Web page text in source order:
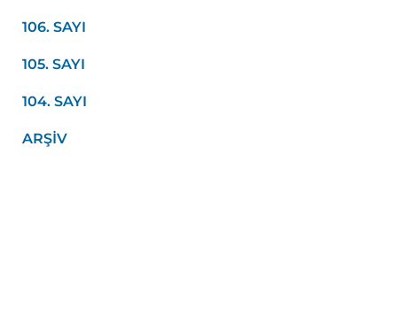
106. SAYI
105. SAYI
104. SAYI
ARŞIV